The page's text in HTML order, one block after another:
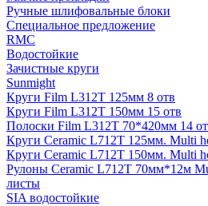
Ручные шлифовальные блоки
Специальное предложение
RMC
Водостойкие
Зачистные круги
Sunmight
Круги Film L312T 125мм 8 отв
Круги Film L312T 150мм 15 отв
Полоски Film L312T 70*420мм 14
Круги Ceramic L712T 125мм. Multi
Круги Ceramic L712T 150мм. Multi
Рулоны Ceramic L712T 70мм*12м
листы
SIA водостойкие